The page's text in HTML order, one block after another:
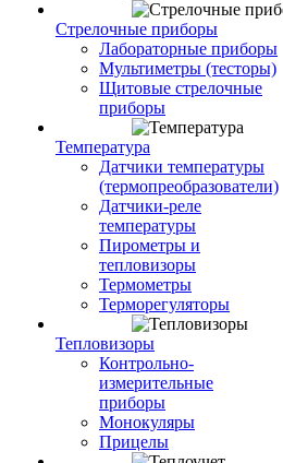
Стрелочные приборы
Лабораторные приборы
Мультиметры (тесторы)
Щитовые стрелочные
приборы
Температура
Датчики температуры
(термопреобразователи)
Датчики-реле
температуры
Пирометры и
тепловизоры
Термометры
Терморегуляторы
Тепловизоры
Контрольно-
измерительные
приборы
Монокуляры
Прицелы